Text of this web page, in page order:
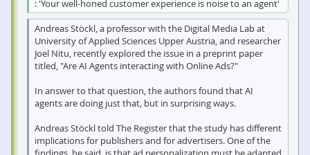
: 'Your well-honed customer experience is noise to an agent'
Andreas Stöckl, a professor with the Digital Media Lab at
University of Applied Sciences Upper Austria, and researcher
Joel Nitu, recently explored the issue in a preprint paper
titled, "Are AI Agents interacting with Online Ads?"
In answer to that question, the authors found that AI
agents are doing just that, but in surprising ways.
Andreas Stöckl told The Register that the study has different
implications for publishers and for advertisers. One of the